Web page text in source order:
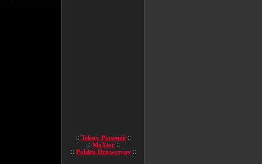
:: Teksty Piosenek ::
:: MaXior ::
:: Polskie Dziewczyny ::